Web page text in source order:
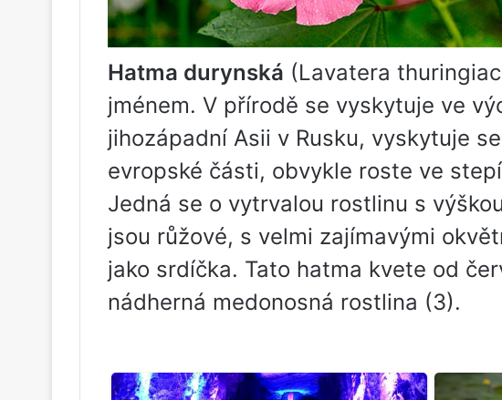
Hatma durynská (Lavatera
jménem. V přírodě se vyskytuje ve
jihozápadní Asii v Rusku, vyskytuje
evropské části, obvykle roste ve
Jedná se o vytrvalou rostlinu s
jsou růžové, s velmi zajímavými
jako srdíčka. Tato hatma kvete od
nádherná medonosná rostlina (3).